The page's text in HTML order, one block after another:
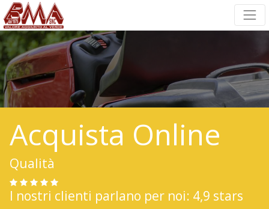
Acquista Online
Qualità
I nostri clienti parlano per noi: 4,9 stars